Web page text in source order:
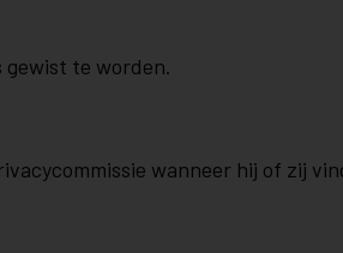
gewist te worden.
wanneer hij of zij